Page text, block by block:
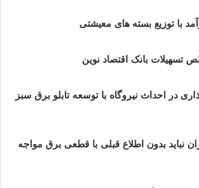
با توزیع بسته‌ های معیشتی
در احداث نیروگاه با توسعه تابلو برق سبز
نباید بدون اطلاع قبلی با قطعی برق مواجه